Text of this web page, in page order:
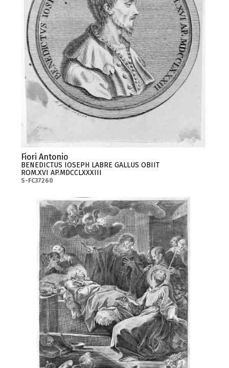
Fiori Antonio
BENEDICTUS IOSEPH LABRE GALLUS OBIIT
ROM.XVI AP.MDCCLXXXIII
S-FC37260